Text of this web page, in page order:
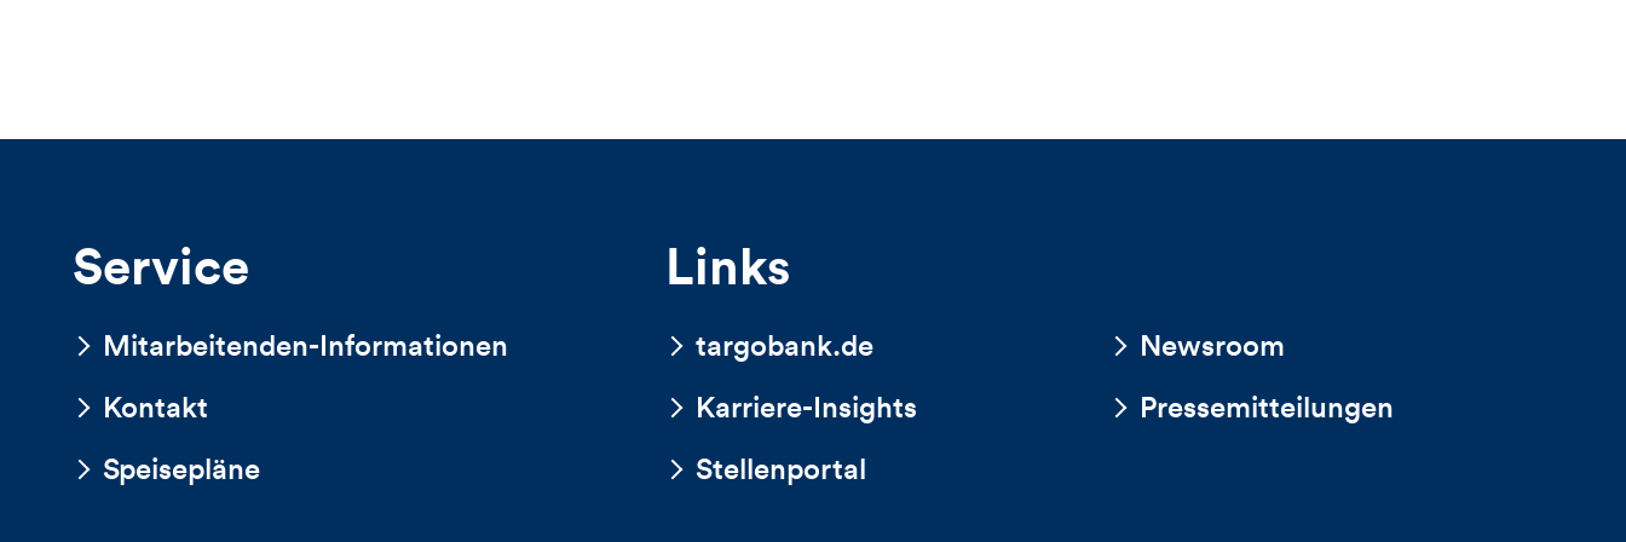
Artikels
Service
Mitarbeitenden-Informationen
Kontakt
Speisepläne
Links
targobank.de Newsroom
Karriere-Insights Pressemitteilungen
Stellenportal